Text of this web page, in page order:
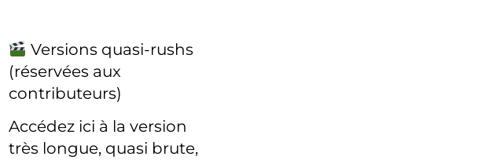
Versions quasi-rushs
(réservées aux
contributeurs)
Accédez ici à la version
très longue, quasi brute,